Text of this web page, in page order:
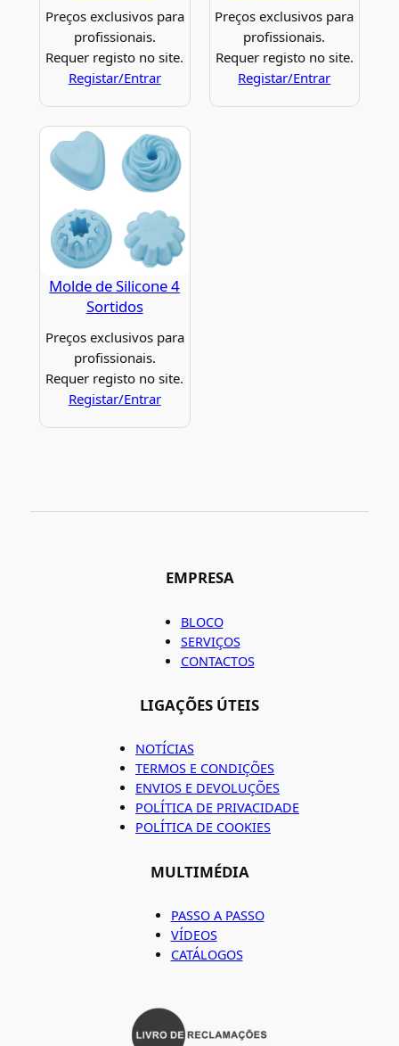
Preços exclusivos para
profissionais.
Requer registo no site.
Registar/Entrar
Preços exclusivos para
profissionais.
Requer registo no site.
Registar/Entrar
Molde de Silicone 4
Sortidos
Preços exclusivos para
profissionais.
Requer registo no site.
Registar/Entrar
EMPRESA
BLOCO
SERVIÇOS
CONTACTOS
LIGAÇÕES ÚTEIS
NOTÍCIAS
TERMOS E CONDIÇÕES
ENVIOS E DEVOLUÇÕES
POLÍTICA DE PRIVACIDADE
POLÍTICA DE COOKIES
MULTIMÉDIA
PASSO A PASSO
VÍDEOS
CATÁLOGOS